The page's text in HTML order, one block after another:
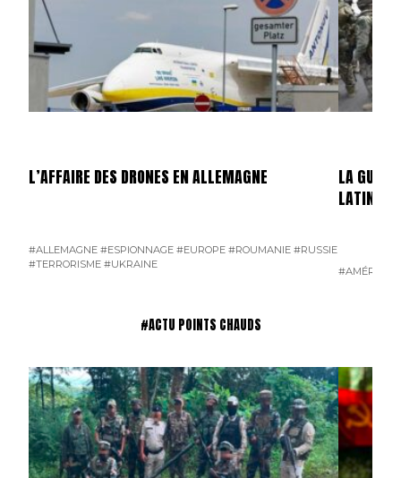
L’AFFAIRE DES DRONES EN ALLEMAGNE
#ALLEMAGNE #ESPIONNAGE #EUROPE #ROUMANIE #RUSSIE
#TERRORISME #UKRAINE
LA
LATINE
#ACTU POINTS CHAUDS